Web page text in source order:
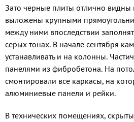
Зато черные плиты отлично видны
выложены крупными
между ними впоследствии
серых тонах. В начале сентября
устанавливать и на колонны.
панелями из фибробетона. На
смонтировали все каркасы, на
алюминиевые панели и рейки.
В технических помещениях,